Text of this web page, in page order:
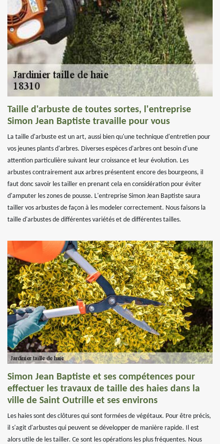
Taille d'arbuste de toutes sortes, l'entreprise
Simon Jean Baptiste travaille pour vous
La taille d'arbuste est un art, aussi bien qu'une technique d'entretien pour
vos jeunes plants d'arbres. Diverses espèces d'arbres ont besoin d'une
attention particulière suivant leur croissance et leur évolution. Les
arbustes contrairement aux arbres présentent encore des bourgeons, il
faut donc savoir les tailler en prenant cela en considération pour éviter
d'amputer les zones de pousse. L'entreprise Simon Jean Baptiste saura
tailler vos arbustes de façon à les modeler correctement. Nous faisons la
taille d'arbustes de différentes variétés et de différentes tailles.
Simon Jean Baptiste et ses compétences pour
effectuer les travaux de taille des haies dans la
ville de Saint Outrille et ses environs
Les haies sont des clôtures qui sont formées de végétaux. Pour être précis,
il s'agit d'arbustes qui peuvent se développer de manière rapide. Il est
alors utile de les tailler. Ce sont les opérations les plus fréquentes. Nous